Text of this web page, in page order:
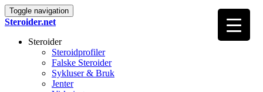
Toggle navigation
Steroider.net
Steroider
Steroidprofiler
Falske Steroider
Sykluser & Bruk
Jenter